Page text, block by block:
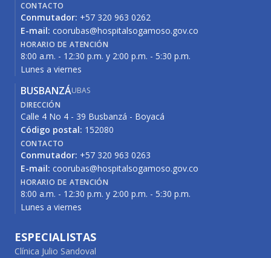
CONTACTO
Conmutador: +57 320 963 0262
E-mail: coorubas@hospitalsogamoso.gov.co
HORARIO DE ATENCIÓN
8:00 a.m. - 12:30 p.m. y 2:00 p.m. - 5:30 p.m.
Lunes a viernes
BUSBANZÁUBAS
DIRECCIÓN
Calle 4 No 4 - 39 Busbanzá - Boyacá
Código postal: 152080
CONTACTO
Conmutador: +57 320 963 0263
E-mail: coorubas@hospitalsogamoso.gov.co
HORARIO DE ATENCIÓN
8:00 a.m. - 12:30 p.m. y 2:00 p.m. - 5:30 p.m.
Lunes a viernes
ESPECIALISTAS
Clínica Julio Sandoval